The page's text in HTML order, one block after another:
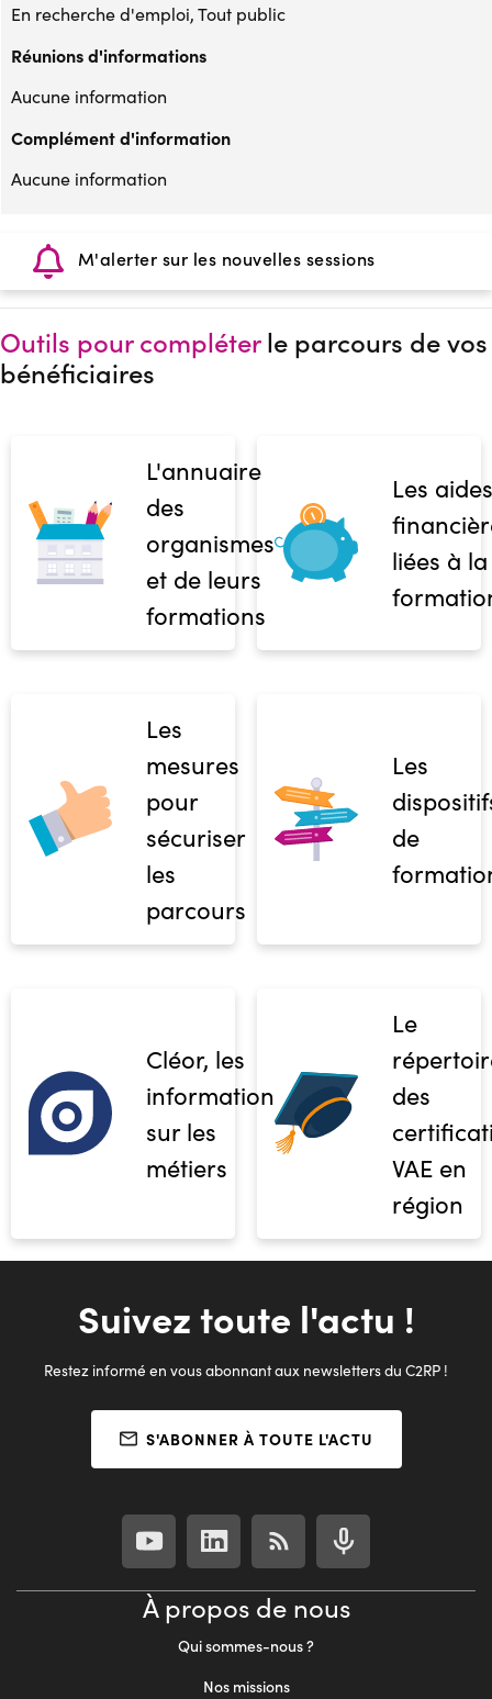
En recherche d'emploi, Tout public
Réunions d'informations
Aucune information
Complément d'information
Aucune information
M'alerter sur les nouvelles sessions
Outils pour compléterle parcours de vos
bénéficiaires
L'annuaire
des
organismes
et de leurs
formations
Les aides
liées à la
Les
mesures
pour
sécuriser
les
parcours
Les
de
Cléor, les
informations
sur les
métiers
Le
des
VAE en
région
Suivez toute l'actu !
Restez informé en vous abonnant aux newsletters du C2RP !
S'ABONNER À TOUTE L'ACTU
À propos de nous
Qui sommes-nous ?
Nos missions